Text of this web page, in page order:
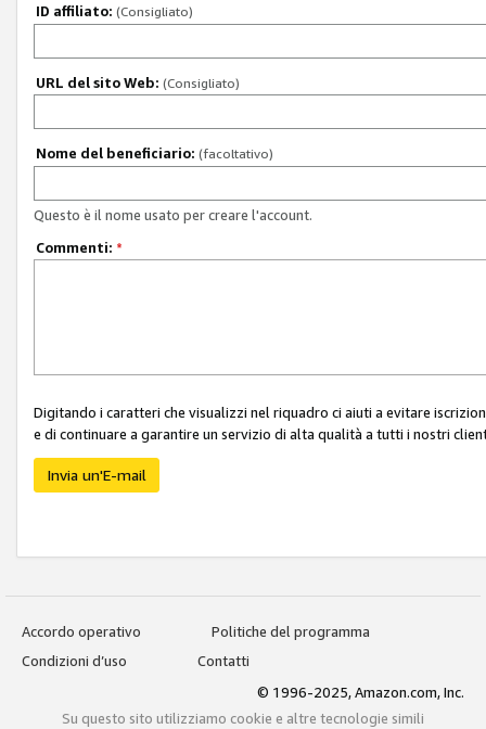
ID affiliato: (Consigliato)
URL del sito Web: (Consigliato)
Nome del beneficiario: (facoltativo)
Questo è il nome usato per creare l'account.
Commenti: *
Digitando i caratteri che visualizzi nel riquadro ci aiuti a evitare
e di continuare a garantire un servizio di alta qualità a tutti i nostri
Invia un'E-mail
Accordo operativo
Politiche del programma
Condizioni d’uso
Contatti
© 1996-2025, Amazon.com, Inc.
Su questo sito utilizziamo cookie e altre tecnologie simili